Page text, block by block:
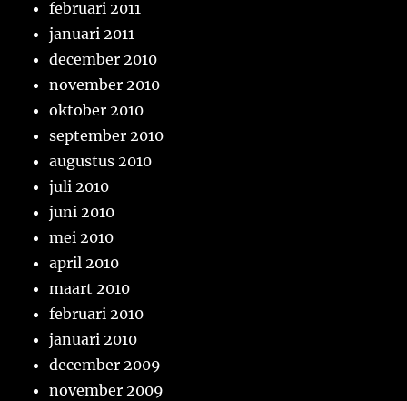
februari 2011
januari 2011
december 2010
november 2010
oktober 2010
september 2010
augustus 2010
juli 2010
juni 2010
mei 2010
april 2010
maart 2010
februari 2010
januari 2010
december 2009
november 2009